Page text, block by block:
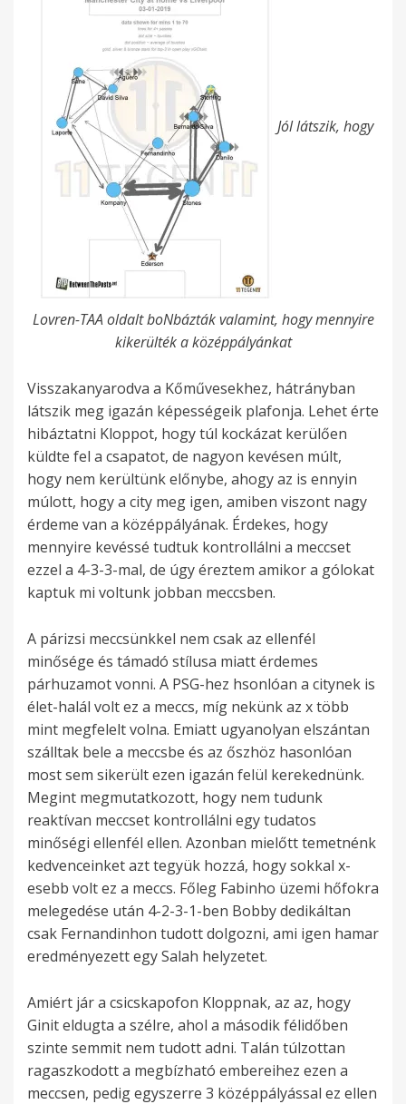
Jól látszik, hogy
Lovren-TAA oldalt boNbázták valamint, hogy mennyire
kikerülték a középpályánkat
Visszakanyarodva a Kőművesekhez, hátrányban
látszik meg igazán képességeik plafonja. Lehet érte
hibáztatni Kloppot, hogy túl kockázat kerülően
küldte fel a csapatot, de nagyon kevésen múlt,
hogy nem kerültünk előnybe, ahogy az is ennyin
múlott, hogy a city meg igen, amiben viszont nagy
érdeme van a középpályának. Érdekes, hogy
mennyire kevéssé tudtuk kontrollálni a meccset
ezzel a 4-3-3-mal, de úgy éreztem amikor a gólokat
kaptuk mi voltunk jobban meccsben.
A párizsi meccsünkkel nem csak az ellenfél
minősége és támadó stílusa miatt érdemes
párhuzamot vonni. A PSG-hez hsonlóan a citynek is
élet-halál volt ez a meccs, míg nekünk az x több
mint megfelelt volna. Emiatt ugyanolyan elszántan
szálltak bele a meccsbe és az őszhöz hasonlóan
most sem sikerült ezen igazán felül kerekednünk.
Megint megmutatkozott, hogy nem tudunk
reaktívan meccset kontrollálni egy tudatos
minőségi ellenfél ellen. Azonban mielőtt temetnénk
kedvenceinket azt tegyük hozzá, hogy sokkal x-
esebb volt ez a meccs. Főleg Fabinho üzemi hőfokra
melegedése után 4-2-3-1-ben Bobby dedikáltan
csak Fernandinhon tudott dolgozni, ami igen hamar
eredményezett egy Salah helyzetet.
Amiért jár a csicskapofon Kloppnak, az az, hogy
Ginit eldugta a szélre, ahol a második félidőben
szinte semmit nem tudott adni. Talán túlzottan
ragaszkodott a megbízható embereihez ezen a
meccsen, pedig egyszerre 3 középpályással ez ellen